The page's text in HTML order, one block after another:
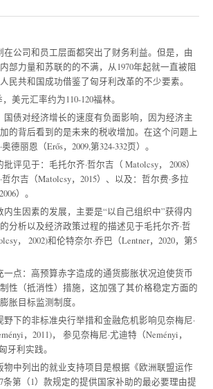
在公司和员工层面都突出了财务利益。但是，由
部力量和苏联的的不满，从1970年起就一直被阻
民共和国成功借鉴了匈牙利改革的不少要素。
，美元汇率约为110-120福林。
国债对经济增长的速度有负面影响，因为经济主
的背后看到的是未来的税收增加。在这个问题上
德丽恩（Erős，2009,第324-332页）。
评见于：毛托尔齐·哲尔吉（ Matolcsy， 2008）
哲尔吉（Matolcsy，2015）、以及：哲尔费·多拉
）。
内生因素的发展，主要是“以自己组织中”获得内
分析以及经济政策过程的描述见于毛托尔齐·哲
， 2002)和伦特奈尔·乔巴（Lentner，2020，第5
一点：高预算赤字造成的通货膨胀状况迫使货币
性（抵消性）措施，这加强了其价格稳定方面的
胀目标监测制度。
野下的非标准央行举措和金融危机影响见奈梅尼·
，2011)， 参见奈梅尼·尤迪特（Neményi，
牙利实践。
物中列出的就业支持项目是根据《欧洲联盟运作
条第（1）款规定的提供国家补助的最必要理由提